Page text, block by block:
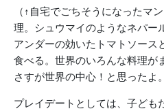
（↑自宅でごちそうになったマ
理。シュウマイのようなネパー
アンダーの効いたトマトソース
食べる。世界のいろんな料理が
さすが世界の中心！と思ったよ
プレイデートとしては、子ども